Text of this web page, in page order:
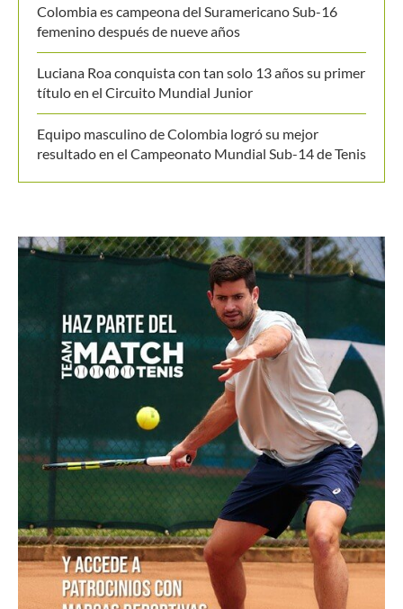
Colombia es campeona del Suramericano Sub-16
femenino después de nueve años
Luciana Roa conquista con tan solo 13 años su primer
título en el Circuito Mundial Junior
Equipo masculino de Colombia logró su mejor
resultado en el Campeonato Mundial Sub-14 de Tenis